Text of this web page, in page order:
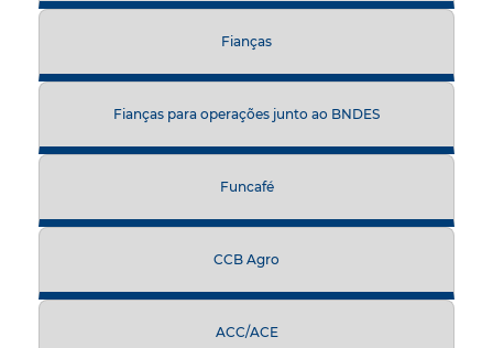
Fianças
Fianças para operações junto ao BNDES
Funcafé
CCB Agro
ACC/ACE